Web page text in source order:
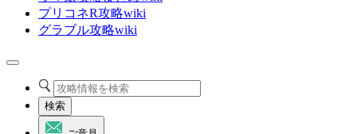
プリコネR攻略wiki
グラブル攻略wiki
検索